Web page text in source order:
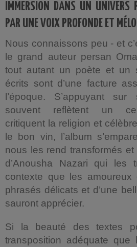
IMMERSION DANS UN UNIVERS
PAR UNE VOIX PROFONDE ET
Nous connaissons peu - et
le grand auteur persan
tout autant un poète et un
écrits sont d’une facture
l’époque. S’appuyant
souvent reflètent un
critiquent la religion et
le bon vin, l’album
nous les rend transformés
d’Anousha Nazari qui les
contexte que les
phrasés délicats et d’une
sauront apprécier.
Si la beauté des textes
transposition adéquate que